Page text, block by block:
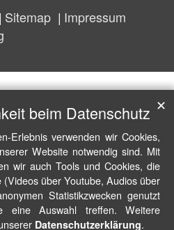
Sitemap
Impressum
beim Datenschutz
Erlebnis verwenden wir Cookies,
Website notwendig sind. Mit
wir auch Tools und Cookies, die
über Youtube, Audios über
Statistikzwecken genutzt
eine Auswahl treffen. Weitere
Datenschutzerklärung.
✕